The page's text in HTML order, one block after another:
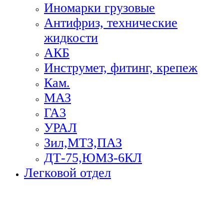
Иномарки грузовые
Антифриз, технические
жидкости
АКБ
Инструмет, фитинг, крепеж
Кам.
МАЗ
ГА3
УРАЛ
Зил,МТЗ,ПАЗ
ДТ-75,ЮМЗ-6КЛ
Легковой отдел